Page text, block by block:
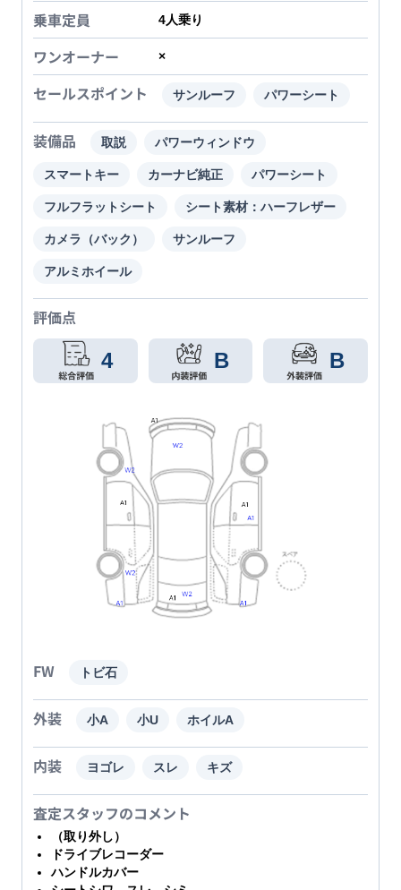
乗車定員 4人乗り
ワンオーナー ×
セールスポイント サンルーフ パワーシート
装備品 取説 パワーウィンドウ
スマートキー カーナビ純正 パワーシート
フルフラットシート シート素材：ハーフレザー
カメラ（バック） サンルーフ
アルミホイール
評価点
4 B B
FW トビ石
外装 小A 小U ホイルA
内装 ヨゴレ スレ キズ
査定スタッフのコメント
（取り外し）
ドライブレコーダー
ハンドルカバー